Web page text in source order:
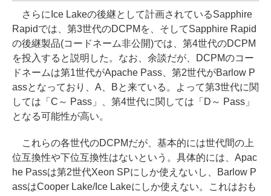
さらにIce Lakeの後継として計画されているSapphire
Rapidでは、第3世代のDCPMを、そしてSapphire Rapid
の後継製品(コードネーム非公開)では、第4世代のDCPM
を投入すると説明した。なお、余談だが、DCPMのコー
ドネームは第1世代がApache Pass、第2世代がBarlow P
assとなっており、A、Bと来ている。よって第3世代に関
しては「C～ Pass」、第4世代に関しては「D～ Pass」
となる可能性が高い。
これらの各世代のDCPMだが、基本的には世代間の上
位互換性や下位互換性はないという。具体的には、Apac
he Passは第2世代Xeon SPにしか使えないし、Barlow P
assはCooper Lake/Ice Lakeにしか使えない。これはおも